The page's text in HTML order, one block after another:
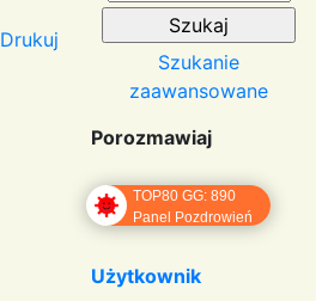
Drukuj
Szukanie
zaawansowane
Porozmawiaj
TOP80 GG: 890
Panel Pozdrowień
Użytkownik